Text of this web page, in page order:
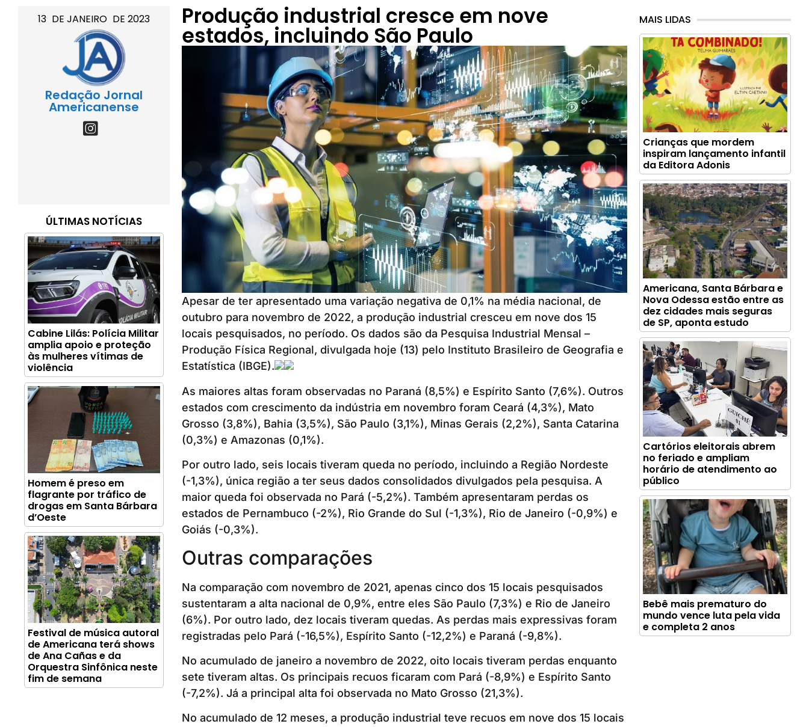
13 DE JANEIRO DE 2023
Redação Jornal
Americanense
ÚLTIMAS NOTÍCIAS
Cabine Lilás: Polícia Militar
amplia apoio e proteção
às mulheres vítimas de
violência
Homem é preso em
flagrante por tráfico de
drogas em Santa Bárbara
d’Oeste
Festival de música autoral
de Americana terá shows
de Ana Cañas e da
Orquestra Sinfônica neste
fim de semana
Produção industrial cresce em nove
estados, incluindo São Paulo
Apesar de ter apresentado uma variação negativa de 0,1% na média nacional, de
outubro para novembro de 2022, a produção industrial cresceu em nove dos 15
locais pesquisados, no período. Os dados são da Pesquisa Industrial Mensal –
Produção Física Regional, divulgada hoje (13) pelo Instituto Brasileiro de Geografia e
Estatística (IBGE).
As maiores altas foram observadas no Paraná (8,5%) e Espírito Santo (7,6%). Outros
estados com crescimento da indústria em novembro foram Ceará (4,3%), Mato
Grosso (3,8%), Bahia (3,5%), São Paulo (3,1%), Minas Gerais (2,2%), Santa Catarina
(0,3%) e Amazonas (0,1%).
Por outro lado, seis locais tiveram queda no período, incluindo a Região Nordeste
(-1,3%), única região a ter seus dados consolidados divulgados pela pesquisa. A
maior queda foi observada no Pará (-5,2%). Também apresentaram perdas os
estados de Pernambuco (-2%), Rio Grande do Sul (-1,3%), Rio de Janeiro (-0,9%) e
Goiás (-0,3%).
Outras comparações
Na comparação com novembro de 2021, apenas cinco dos 15 locais pesquisados
sustentaram a alta nacional de 0,9%, entre eles São Paulo (7,3%) e Rio de Janeiro
(6%). Por outro lado, dez locais tiveram quedas. As perdas mais expressivas foram
registradas pelo Pará (-16,5%), Espírito Santo (-12,2%) e Paraná (-9,8%).
No acumulado de janeiro a novembro de 2022, oito locais tiveram perdas enquanto
sete tiveram altas. Os principais recuos ficaram com Pará (-8,9%) e Espírito Santo
(-7,2%). Já a principal alta foi observada no Mato Grosso (21,3%).
No acumulado de 12 meses, a produção industrial teve recuos em nove dos 15 locais
MAIS LIDAS
Crianças que mordem
inspiram lançamento infantil
da Editora Adonis
Americana, Santa Bárbara e
Nova Odessa estão entre as
dez cidades mais seguras
de SP, aponta estudo
Cartórios eleitorais abrem
no feriado e ampliam
horário de atendimento ao
público
Bebê mais prematuro do
mundo vence luta pela vida
e completa 2 anos